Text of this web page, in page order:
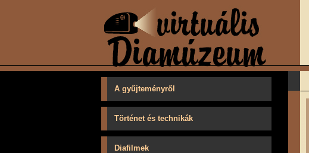
A gyűjteményről
Történet és technikák
Diafilmek